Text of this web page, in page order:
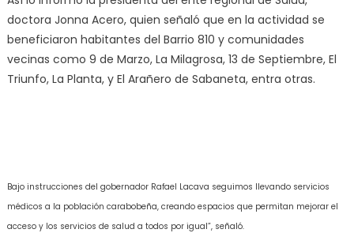
doctora Jonna Acero, quien señaló que en la actividad se
beneficiaron habitantes del Barrio 810 y comunidades
vecinas como 9 de Marzo, La Milagrosa, 13 de Septiembre, El
Triunfo, La Planta, y El Arañero de Sabaneta, entra otras.
Bajo instrucciones del gobernador Rafael Lacava seguimos llevando servicios
médicos a la población carabobeña, creando espacios que permitan mejorar el
acceso y los servicios de salud a todos por igual”, señaló.